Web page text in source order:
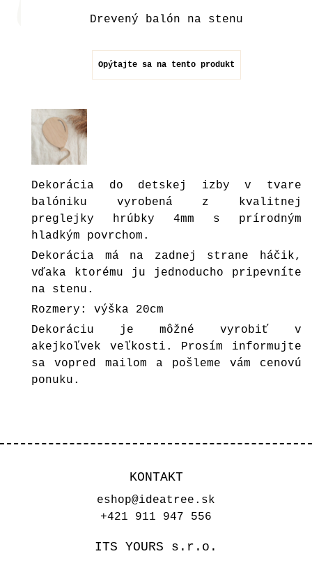
Drevený balón na stenu
Opýtajte sa na tento produkt
Dekorácia do detskej izby v tvare
balóniku vyrobená z kvalitnej
preglejky hrúbky 4mm s prírodným
hladkým povrchom.
Dekorácia má na zadnej strane háčik,
vďaka ktorému ju jednoducho pripevníte
na stenu.
Rozmery: výška 20cm
Dekoráciu je môžné vyrobiť v
akejkoľvek veľkosti. Prosím informujte
sa vopred mailom a pošleme vám cenovú
ponuku.
KONTAKT
eshop@ideatree.sk
+421 911 947 556
ITS YOURS s.r.o.